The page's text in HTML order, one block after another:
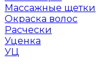
Массажные щетки
Окраска волос
Расчески
Уценка
УЦ